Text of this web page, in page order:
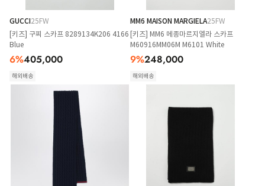
GUCCI25FW
[키즈] 구찌 스카프 8289134K206 4166
Blue
6%405,000
해외배송
MM6 MAISON MARGIELA25FW
[키즈] MM6 메종마르지엘라 스카프
M60916MM06M M6101 White
9%248,000
해외배송